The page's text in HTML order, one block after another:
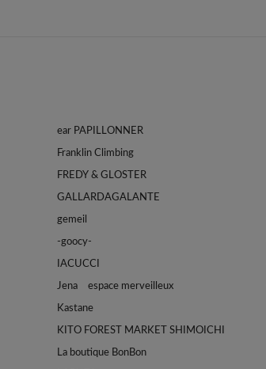
ear PAPILLONNER
Franklin Climbing
FREDY & GLOSTER
GALLARDAGALANTE
gemeil
-goocy-
IACUCCI
Jena espace merveilleux
Kastane
KITO FOREST MARKET SHIMOICHI
La boutique BonBon